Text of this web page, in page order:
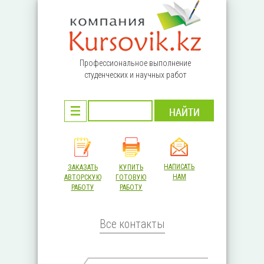
Профессиональное выполнение
студенческих и научных работ
ЗАКАЗАТЬ
АВТОРСКУЮ
РАБОТУ
КУПИТЬ
ГОТОВУЮ
РАБОТУ
НАПИСАТЬ
НАМ
Все контакты